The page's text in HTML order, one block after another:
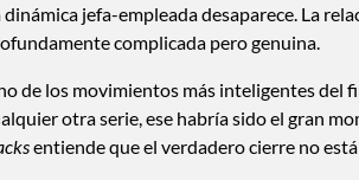
dinámica jefa-empleada desaparece. La
complicada pero genuina.
de los movimientos más inteligentes del
otra serie, ese habría sido el gran
entiende que el verdadero cierre no